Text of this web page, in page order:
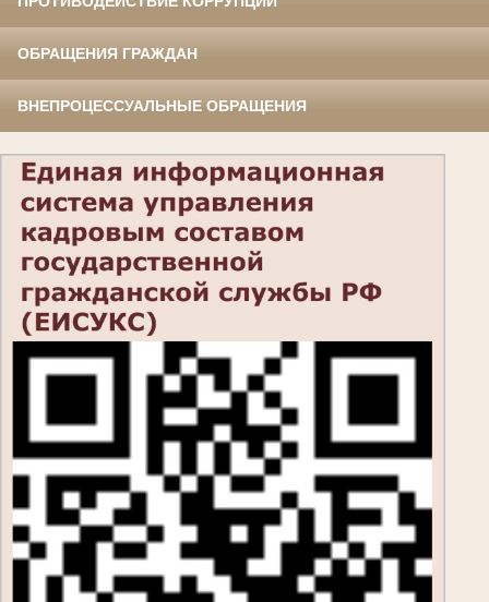
ОБРАЩЕНИЯ ГРАЖДАН
ВНЕПРОЦЕССУАЛЬНЫЕ ОБРАЩЕНИЯ